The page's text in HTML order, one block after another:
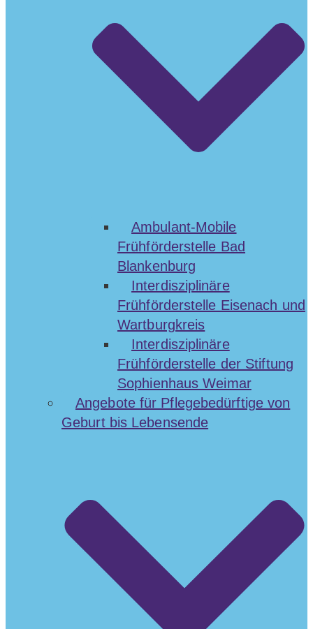
Ambulant-Mobile
Frühförderstelle Bad
Blankenburg
Interdisziplinäre
Frühförderstelle Eisenach und
Wartburgkreis
Interdisziplinäre
Frühförderstelle der Stiftung
Sophienhaus Weimar
Angebote für Pflegebedürftige von
Geburt bis Lebensende